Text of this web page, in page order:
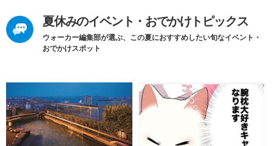
夏休みのイベント・おでかけトピックス
ウォーカー編集部が選ぶ、この夏におすすめしたい旬なイベント・
おでかけスポット